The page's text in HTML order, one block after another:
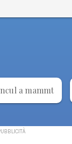
ncul a mammt